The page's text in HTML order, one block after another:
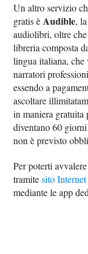
Un altro servizio
gratis è Audible,
audiolibri, oltre
libreria composta
lingua italiana, che
narratori
essendo a
ascoltare
in maniera
diventano 60
non è previsto
Per poterti
tramitesito
mediante le app